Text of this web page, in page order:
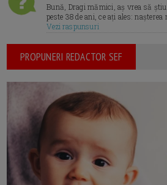
Bună, Dragi mămici, aș vrea să
peste 38 de ani, ce ați ales:
Vezi raspunsuri
PROPUNERI REDACTOR SEF